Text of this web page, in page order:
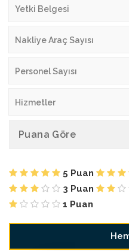
Yetki Belgesi
Nakliye Araç Sayısı
Personel Sayısı
Hizmetler
Puana Göre
5 Puan
3 Puan
1 Puan